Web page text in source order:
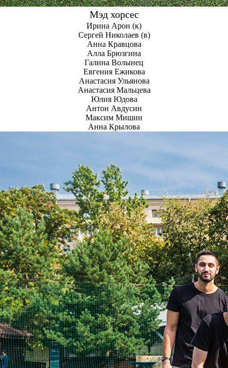
Мэд хорсес
Ирина Арон
Сергей Николаев
Анна Кравцова
Алла Брюзгина
Галина Волынец
Евгения Ежикова
Анастасия Ульянова
Анастасия Мальцева
Юлия Юдова
Антон Авдусин
Максим Мишин
Анна Крылова